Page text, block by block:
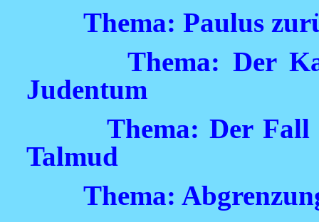
Thema: Paulus
Thema: Der
Judentum
Thema: Der Fall
Talmud
Thema: